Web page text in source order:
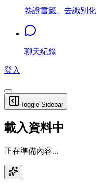
卷證書籤、去識別化
聊天紀錄
登入
Toggle Sidebar
載入資料中
正在準備內容...